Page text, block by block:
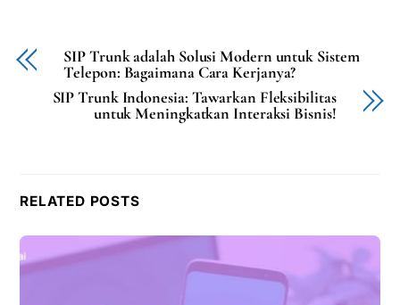
SIP Trunk adalah Solusi Modern untuk Sistem
Telepon: Bagaimana Cara Kerjanya?
SIP Trunk Indonesia: Tawarkan Fleksibilitas
untuk Meningkatkan Interaksi Bisnis!
RELATED POSTS